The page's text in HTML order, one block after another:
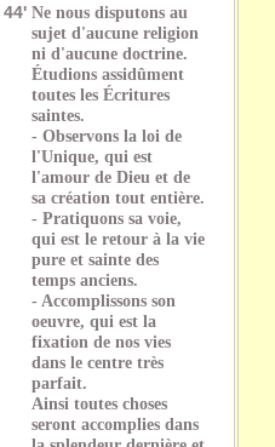
44' Ne nous disputons au
sujet d'aucune religion
ni d'aucune doctrine.
Étudions assidûment
toutes les Écritures
saintes.
- Observons la loi de
l'Unique, qui est
l'amour de Dieu et de
sa création tout entière.
- Pratiquons sa voie,
qui est le retour à la vie
pure et sainte des
temps anciens.
- Accomplissons son
oeuvre, qui est la
fixation de nos vies
dans le centre très
parfait.
Ainsi toutes choses
seront accomplies dans